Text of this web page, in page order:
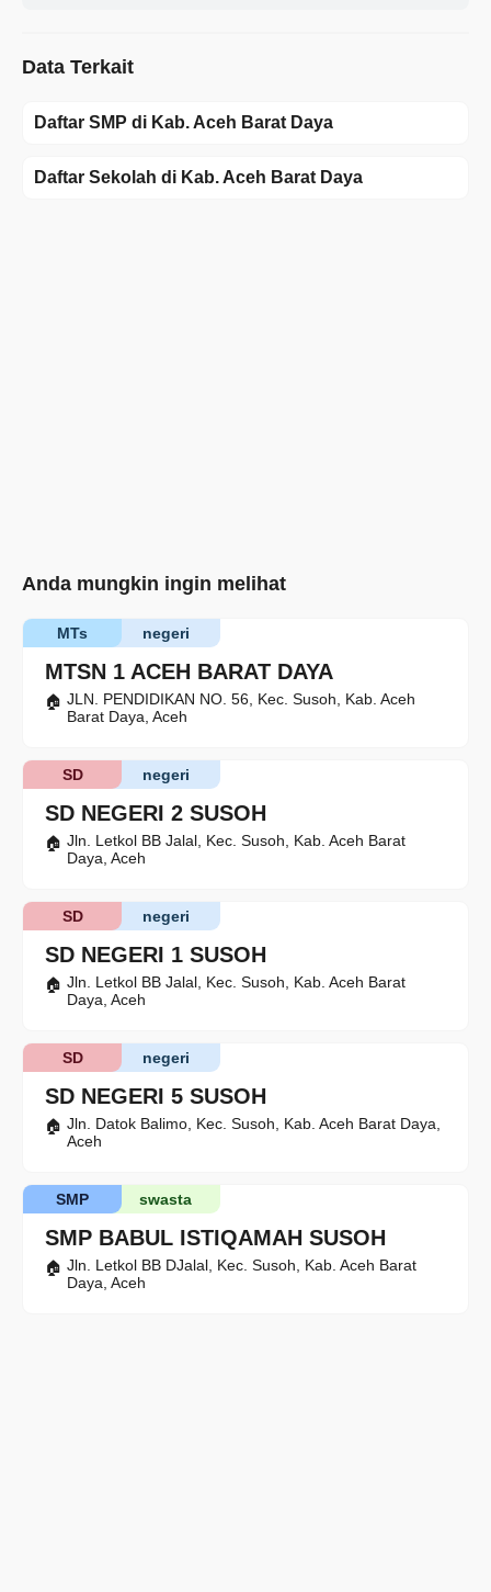
Data Terkait
Daftar SMP di Kab. Aceh Barat Daya
Daftar Sekolah di Kab. Aceh Barat Daya
Anda mungkin ingin melihat
MTSN 1 ACEH BARAT DAYA
negeri
MTs
JLN. PENDIDIKAN NO. 56, Kec. Susoh, Kab. Aceh
Barat Daya, Aceh
SD NEGERI 2 SUSOH
negeri
SD
Jln. Letkol BB Jalal, Kec. Susoh, Kab. Aceh Barat
Daya, Aceh
SD NEGERI 1 SUSOH
negeri
SD
Jln. Letkol BB Jalal, Kec. Susoh, Kab. Aceh Barat
Daya, Aceh
SD NEGERI 5 SUSOH
negeri
SD
Jln. Datok Balimo, Kec. Susoh, Kab. Aceh Barat Daya,
Aceh
SMP BABUL ISTIQAMAH SUSOH
swasta
SMP
Jln. Letkol BB DJalal, Kec. Susoh, Kab. Aceh Barat
Daya, Aceh